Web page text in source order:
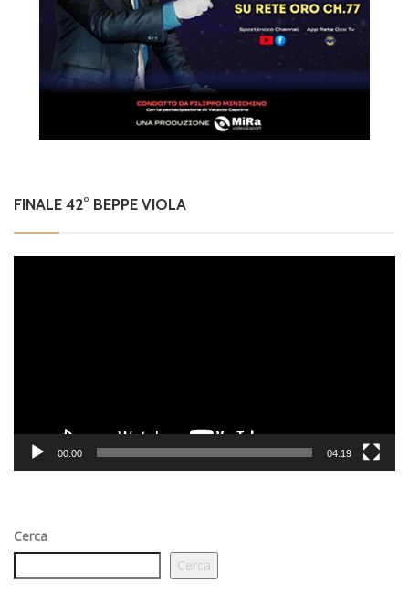
FINALE 42° BEPPE VIOLA
00:00 04:19
Cerca
Cerca